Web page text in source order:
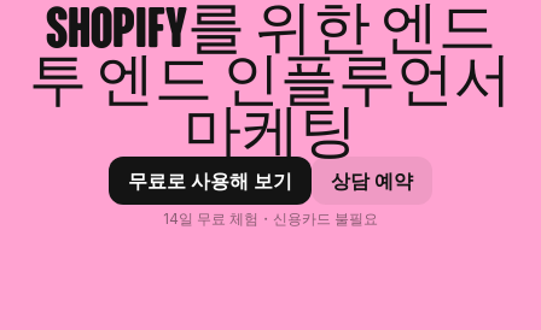
Shopify를 위한 엔드
투 엔드 인플루언서
마케팅
무료로 사용해 보기 상담 예약
14일 무료 체험・신용카드 불필요